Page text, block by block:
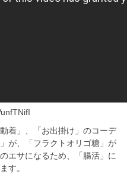
着」、「お出掛け」のコーデ
が、「フラクトオリゴ糖」が
エサになるため、「腸活」に
す。